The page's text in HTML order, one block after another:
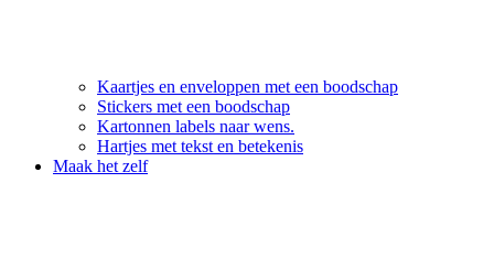
Kaartjes en enveloppen met een boodschap
Stickers met een boodschap
Kartonnen labels naar wens.
Hartjes met tekst en betekenis
Maak het zelf